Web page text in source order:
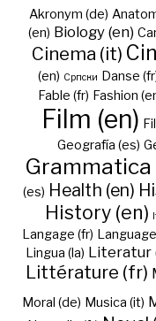
Akronym (de)
(en) Biology (en)
Cinema (it)
(en) Cрпски Danse
Fable (fr) Fashion
Film (en)
Geografía (es)
Grammatica
(es) Health (en)
History (en)
Langage (fr)
Lingua (la) Literatur
Littérature (fr)
Moral (de) Musica (it)